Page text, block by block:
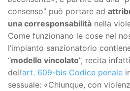
consenso” può portare ad
una corresponsabilità nella
Come funzionano le cose nel
l’impianto sanzionatorio
“modello vincolato”, recita
dell’art. 609-bis Codice penale
sessuale: «Chiunque, con